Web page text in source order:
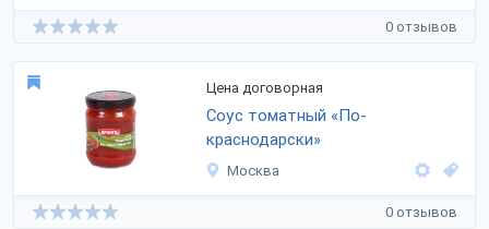
0 отзывов
Цена договорная
Соус томатный «По-
краснодарски»
Москва
0 отзывов